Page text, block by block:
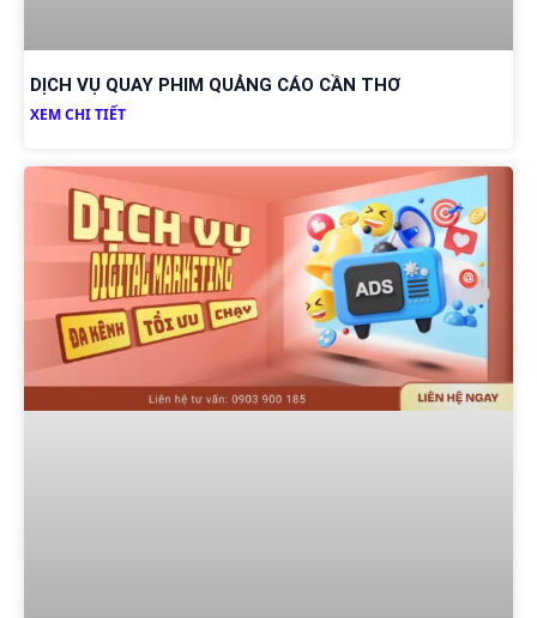
DỊCH VỤ QUAY PHIM QUẢNG CÁO CẦN THƠ
XEM CHI TIẾT